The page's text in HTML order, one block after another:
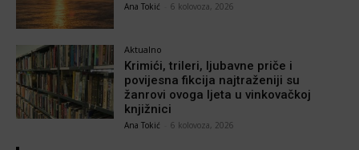
Ana Tokić 6 kolovoza, 2026
Aktualno
Krimići, trileri, ljubavne priče i
povijesna fikcija najtraženiji su
žanrovi ovoga ljeta u vinkovačkoj
knjižnici
Ana Tokić 6 kolovoza, 2026